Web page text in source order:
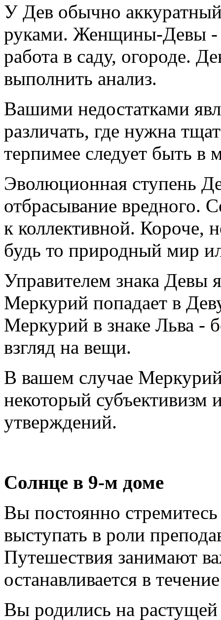
У Дев обычно
руками. Женщины-Девы -
работа в саду, огороде.
выполнить анализ.
Вашими недостатками
различать, где нужна
терпимее следует быть
Эволюционная ступень
отбрасывание вредного.
к коллективной. Короче,
будь то природный мир
Управителем знака Девы
Меркурий попадает в
Меркурий в знаке Льва -
взгляд на вещи.
В вашем случае
некоторый субъективизм
утверждений.
Солнце в 9-м доме
Вы постоянно
выступать в роли
Путешествия занимают
останавливается в
Вы родились на